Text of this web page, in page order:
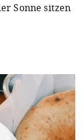
Sonne sitzen